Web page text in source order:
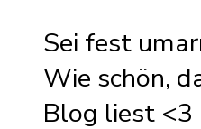
Sei fest
Wie schön,
Blog liest <3